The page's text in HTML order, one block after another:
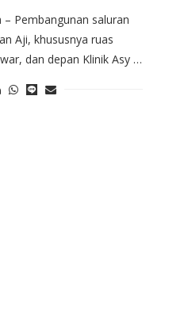
Pembangunan saluran
Aji, khususnya ruas
dan depan Klinik Asy …